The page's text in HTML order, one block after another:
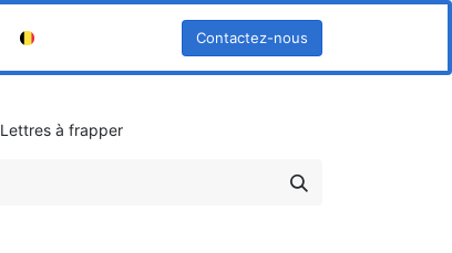
Contactez-nous
Lettres à frapper